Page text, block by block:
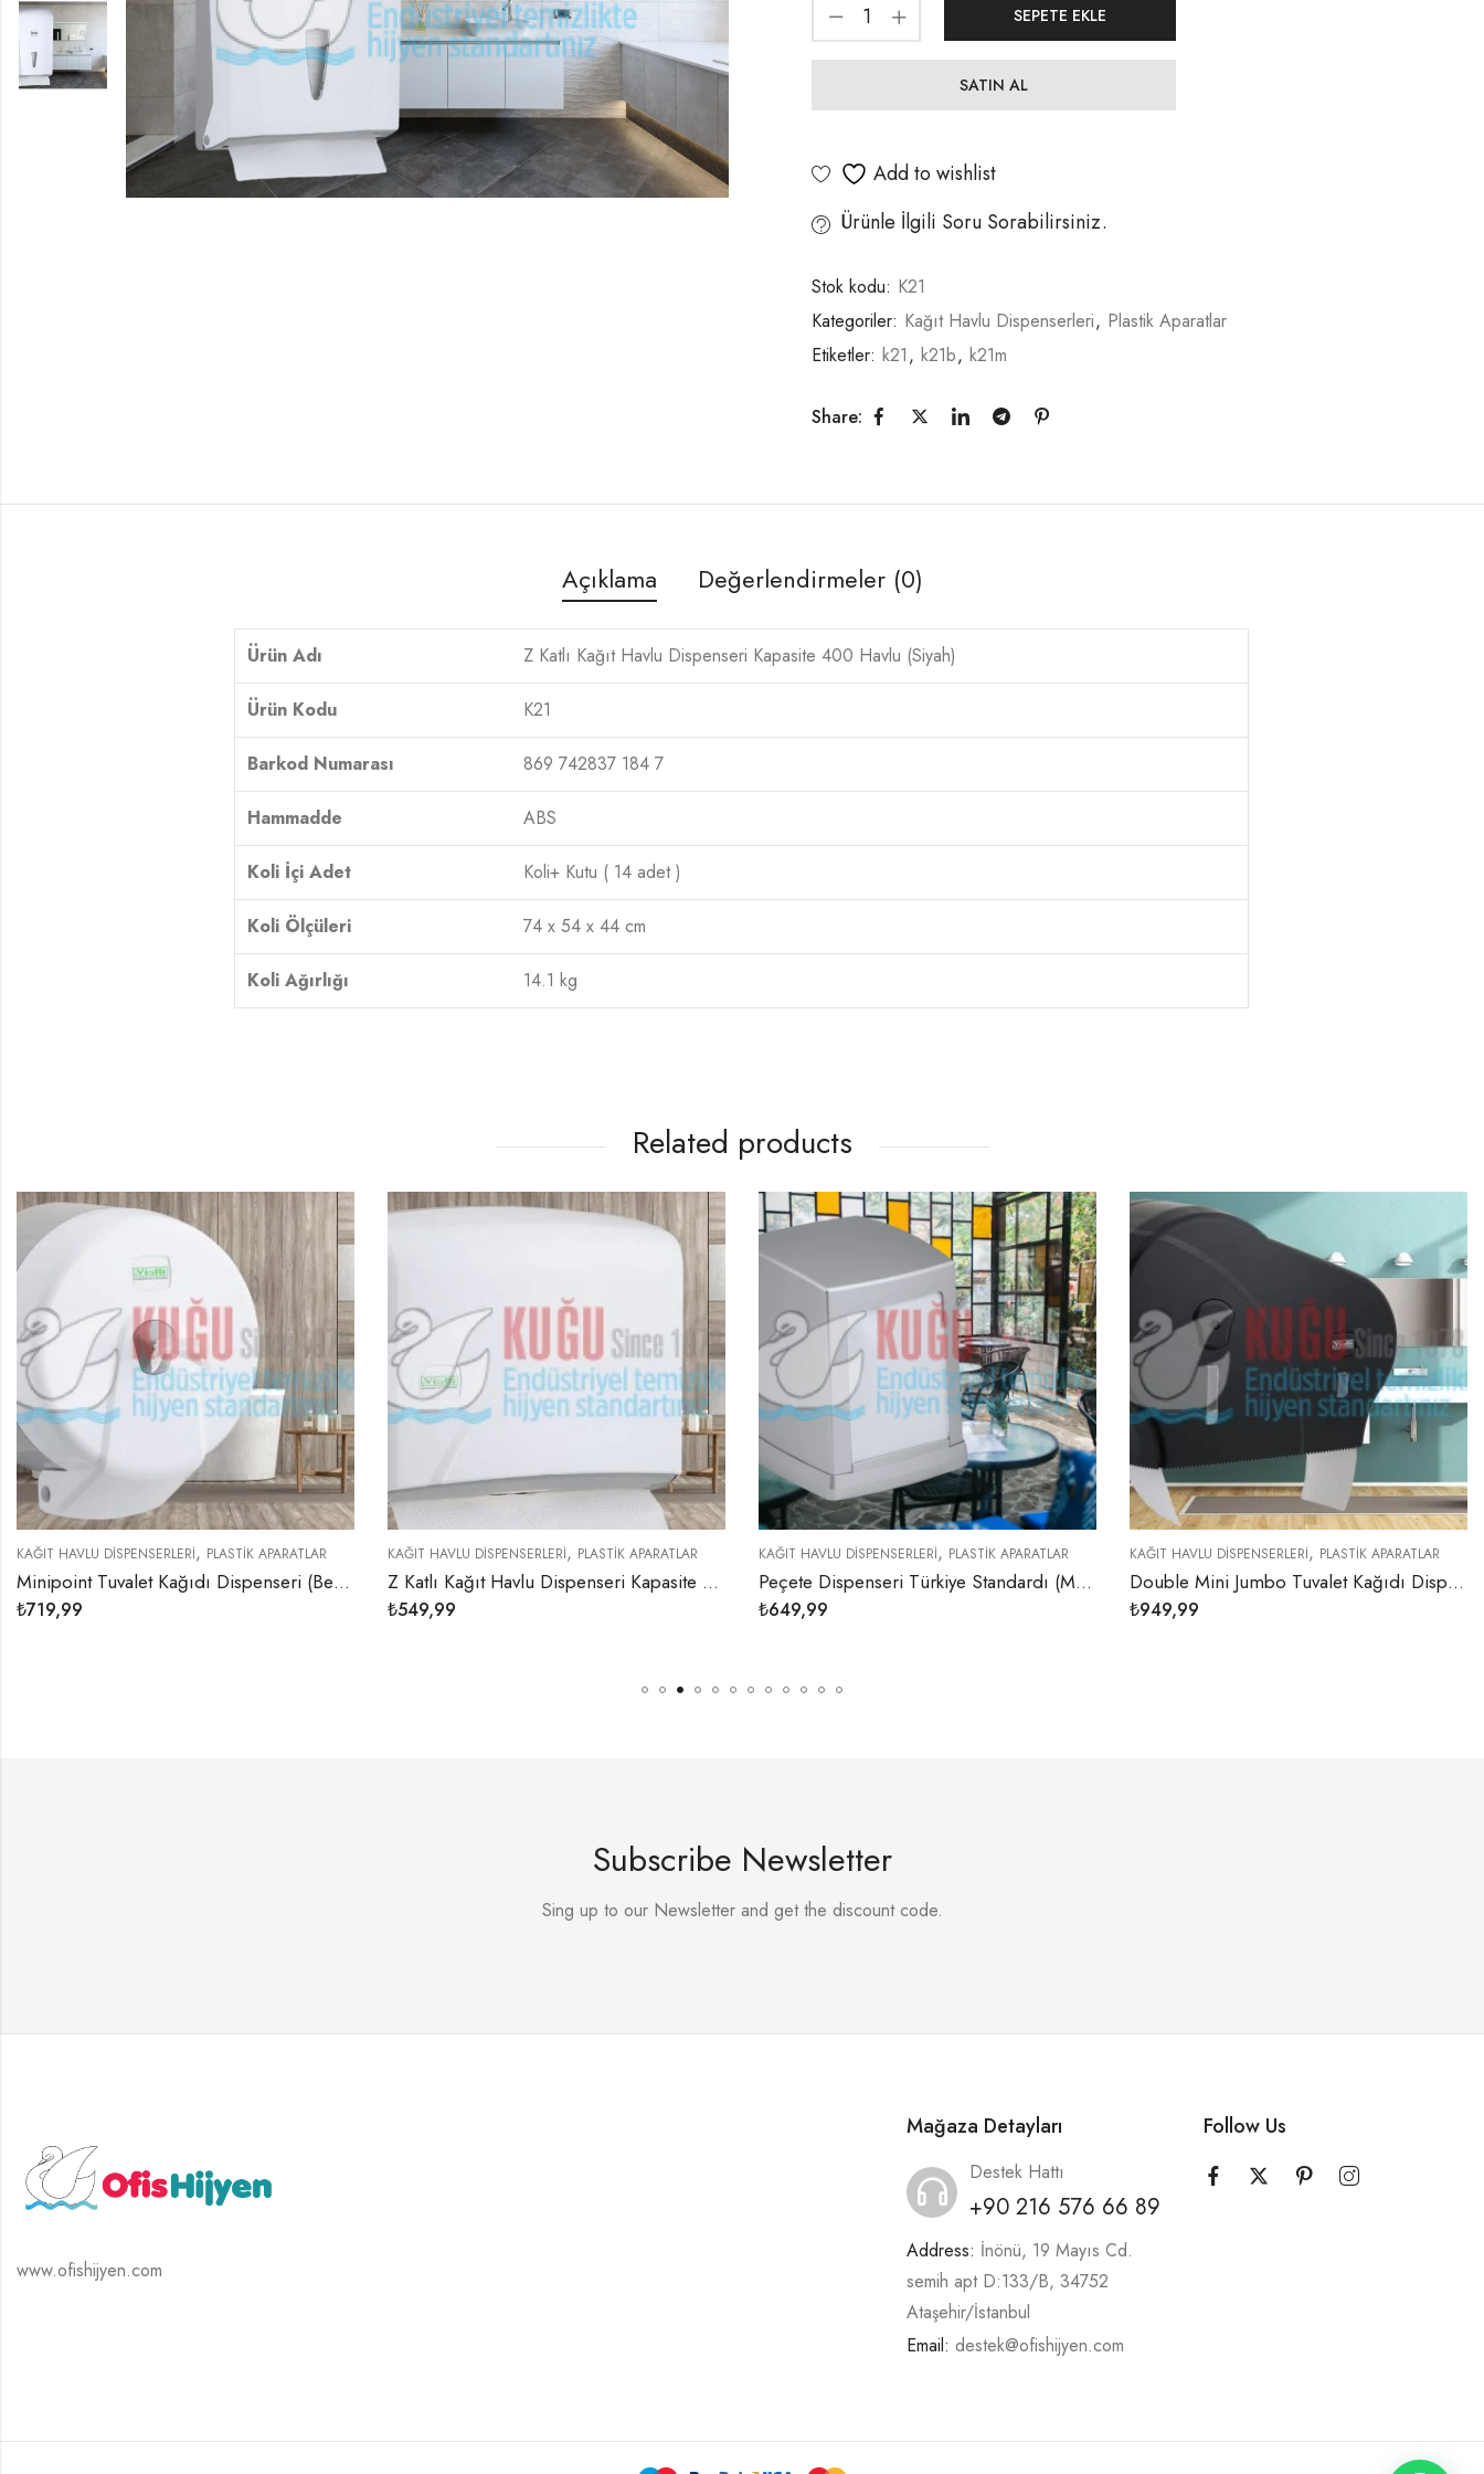
SEPETE EKLE
SATIN AL
Add to wishlist
Ürünle İlgili Soru Sorabilirsiniz.
Stok kodu: K21
Kategoriler: Kağıt Havlu Dispenserleri, Plastik Aparatlar
Etiketler: k21 , k21b, k21m
Share:
Açıklama Değerlendirmeler (0)
Ürün Adı Z Katlı Kağıt Havlu Dispenseri Kapasite 400 Havlu (Siyah)
Ürün Kodu K21
Barkod Numarası 869 742837 184 7
Hammadde ABS
Koli İçi Adet Koli+ Kutu ( 14 adet )
Koli Ölçüleri 74 x 54 x 44 cm
Koli Ağırlığı 14.1 kg
Related products
,PLASTIK APARATLAR
Minipoint Tuvalet Kağıdı Dispenseri (Beyaz)
KAĞIT HAVLU DISPENSERLERI ,PLASTIK APARATLAR
Z Katlı Kağıt Havlu Dispenseri Kapasite 200 Havlu (Beyaz) K1
KAĞIT HAVLU DISPENSERLERI ,PLASTIK APARATLAR
Peçete Dispenseri Türkiye Standardı (Metalik)
KAĞIT HAVLU DISPENSERLERI ,PLASTIK APARATLAR
Double Mini Jumbo Tuvalet Kağıdı Dispenseri (Siyah)
KAĞIT HAVLU
Subscribe Newsletter
Sing up to our Newsletter and get the discount code.
www.ofishijyen.com
Mağaza Detayları
Destek Hattı
+90 216 576 66 89
Address: İnönü, 19 Mayıs Cd.
semih apt D:133/B, 34752
Ataşehir/İstanbul
Email: destek@ofishijyen.com
Follow Us